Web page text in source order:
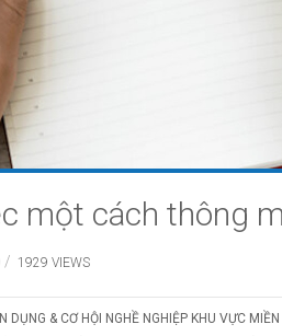
một cách thông
/ 1929 VIEWS
DỤNG & CƠ HỘI NGHỀ NGHIỆP KHU VỰC